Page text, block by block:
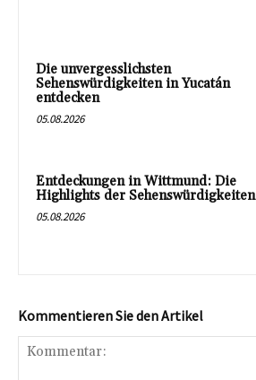
Die unvergesslichsten
Sehenswürdigkeiten in Yucatán
entdecken
05.08.2026
Entdeckungen in Wittmund: Die
Highlights der Sehenswürdigkeiten
05.08.2026
Kommentieren Sie den Artikel